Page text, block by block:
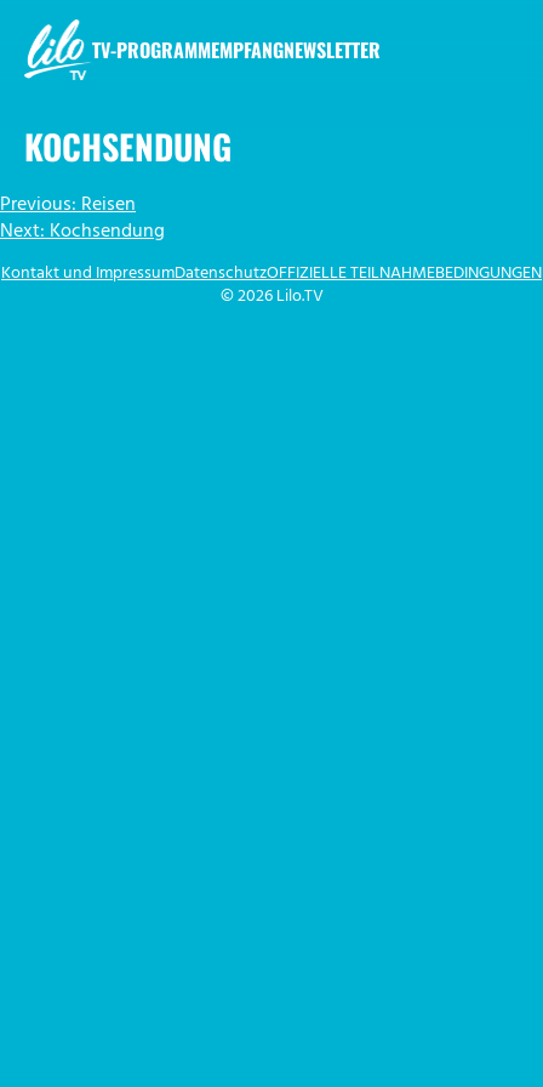
Inhalt
springen
TV-PROGRAMMEMPFANGNEWSLETTER
KOCHSENDUNG
BEITRAGSNAVIGATION
Previous:Reisen
Next:Kochsendung
© 2026 Lilo.TV
Kontakt und ImpressumDatenschutzOFFIZIELLE TEILNAHMEBEDINGUNGEN